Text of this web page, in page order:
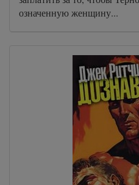
означенную женщину...